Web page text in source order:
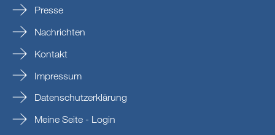
Presse
Nachrichten
Kontakt
Impressum
Datenschutzerklärung
Meine Seite - Login